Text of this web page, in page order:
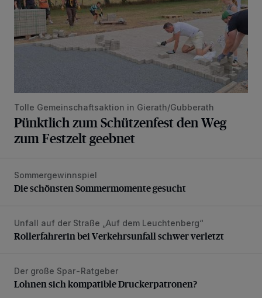
Tolle Gemeinschaftsaktion in Gierath/Gubberath
Pünktlich zum Schützenfest den Weg
zum Festzelt geebnet
Die schönsten Sommermomente gesucht
Sommergewinnspiel
Die schönsten Sommermomente gesucht
Rollerfahrerin bei Verkehrsunfall schwer verletzt
Unfall auf der Straße „Auf dem Leuchtenberg“
Rollerfahrerin bei Verkehrsunfall schwer verletzt
Lohnen sich kompatible Druckerpatronen?
Der große Spar-Ratgeber
Lohnen sich kompatible Druckerpatronen?